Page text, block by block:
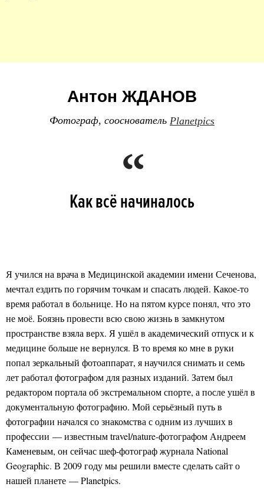
Антон ЖДАНОВ
Фотограф, сооснователь Planetpics
Как всё начиналось
Я учился на врача в Медицинской академии имени Сеченова,
мечтал ездить по горячим точкам и спасать людей. Какое-то
время работал в больнице. Но на пятом курсе понял, что это
не моё. Боязнь провести всю свою жизнь в замкнутом
пространстве взяла верх. Я ушёл в академический отпуск и к
медицине больше не вернулся. В то время ко мне в руки
попал зеркальный фотоаппарат, я научился снимать и семь
лет работал фотографом для разных изданий. Затем был
редактором портала об экстремальном спорте, а после ушёл в
документальную фотографию. Мой серьёзный путь в
фотографии начался со знакомства с одним из лучших в
профессии — известным travel/nature-фотографом Андреем
Каменевым, он сейчас шеф-фотограф журнала National
Geographic. В 2009 году мы решили вместе сделать сайт о
нашей планете — Planetpics.